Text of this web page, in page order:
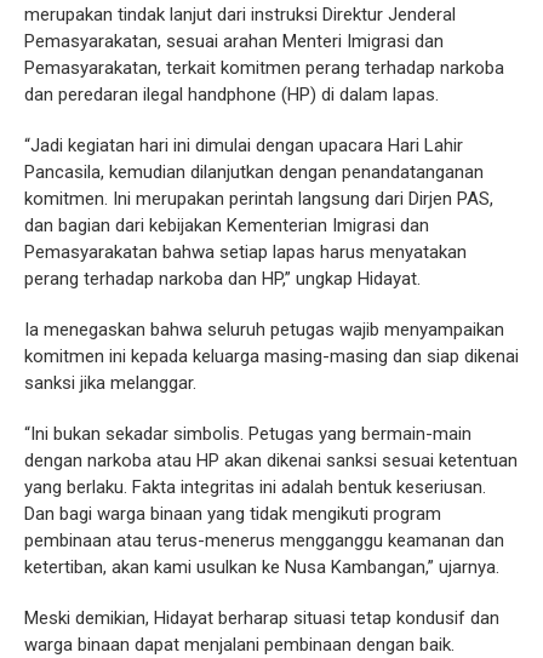
merupakan tindak lanjut dari instruksi Direktur Jenderal
Pemasyarakatan, sesuai arahan Menteri Imigrasi dan
Pemasyarakatan, terkait komitmen perang terhadap narkoba
dan peredaran ilegal handphone (HP) di dalam lapas.
“Jadi kegiatan hari ini dimulai dengan upacara Hari Lahir
Pancasila, kemudian dilanjutkan dengan penandatanganan
komitmen. Ini merupakan perintah langsung dari Dirjen PAS,
dan bagian dari kebijakan Kementerian Imigrasi dan
Pemasyarakatan bahwa setiap lapas harus menyatakan
perang terhadap narkoba dan HP,” ungkap Hidayat.
Ia menegaskan bahwa seluruh petugas wajib menyampaikan
komitmen ini kepada keluarga masing-masing dan siap dikenai
sanksi jika melanggar.
“Ini bukan sekadar simbolis. Petugas yang bermain-main
dengan narkoba atau HP akan dikenai sanksi sesuai ketentuan
yang berlaku. Fakta integritas ini adalah bentuk keseriusan.
Dan bagi warga binaan yang tidak mengikuti program
pembinaan atau terus-menerus mengganggu keamanan dan
ketertiban, akan kami usulkan ke Nusa Kambangan,” ujarnya.
Meski demikian, Hidayat berharap situasi tetap kondusif dan
warga binaan dapat menjalani pembinaan dengan baik.